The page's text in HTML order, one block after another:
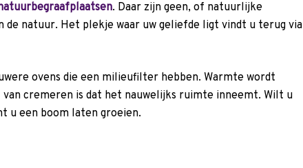
. Daar zijn geen, of natuurlijke
natuur. Het plekje waar uw geliefde ligt vindt u terug via
ovens die een milieufilter hebben. Warmte wordt
cremeren is dat het nauwelijks ruimte inneemt. Wilt u
u een boom laten groeien.